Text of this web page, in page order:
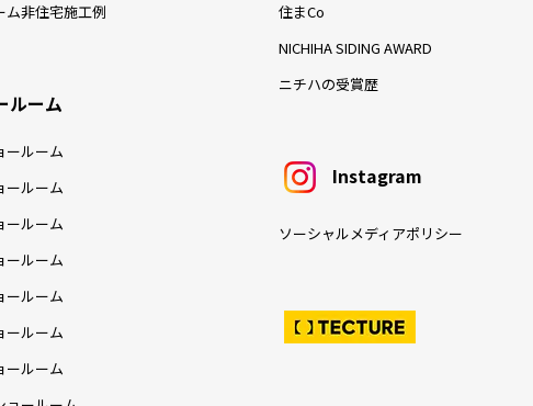
ム非住宅施工例
ルーム
ールーム
ールーム
ールーム
ールーム
ールーム
ールーム
ールーム
住まCo
NICHIHA SIDING AWARD
ニチハの受賞歴
Instagram
ソーシャルメディアポリシー